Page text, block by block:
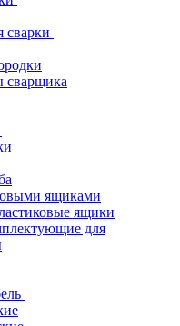
сварки
сварщика
ящиками
ящики
для